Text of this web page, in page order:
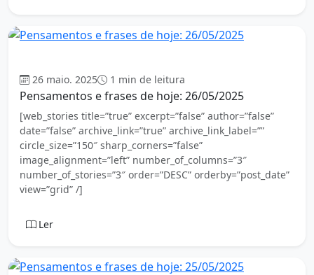
26 maio. 2025 1 min de leitura
Pensamentos e frases de hoje: 26/05/2025
[web_stories title=”true” excerpt=”false” author=”false”
date=”false” archive_link=”true” archive_link_label=””
circle_size=”150″ sharp_corners=”false”
image_alignment=”left” number_of_columns=”3″
number_of_stories=”3″ order=”DESC” orderby=”post_date”
view=”grid” /]
Ler